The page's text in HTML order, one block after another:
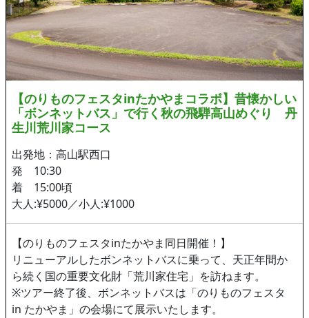
【のりものフェスタinたかやまコラボ】昔懐かしい
「ボンネットバス」で行く秋の飛騨高山めぐり 丹
生川荒川家コース
出発地：高山駅西口
発 10:30
着 15:00頃
大人:¥5000／小人:¥1000
【のりものフェスタinたかやま同日開催！】
リニューアルしたボンネットバスに乗って、天正年間か
ら続く国の重要文化財「荒川家住宅」を訪ねます。
※ツアー終了後、ボンネットバスは「のりものフェスタ
in たかやま」の会場にて展示いたします。